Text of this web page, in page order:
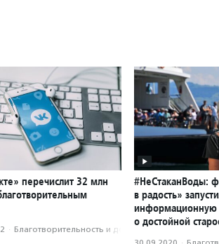
перечислит 32 млн
· Благотвори­тель­ность и доброволь­чест­во
#НеСтаканВоды:
в радость»
о достойной